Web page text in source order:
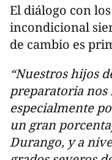
El diálogo con
incondicional
de cambio es
“Nuestros hijos
preparatoria nos
especialmente
un gran
Durango, y a